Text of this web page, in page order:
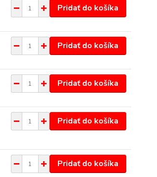
Pridať do košíka
Pridať do košíka
Pridať do košíka
Pridať do košíka
Pridať do košíka